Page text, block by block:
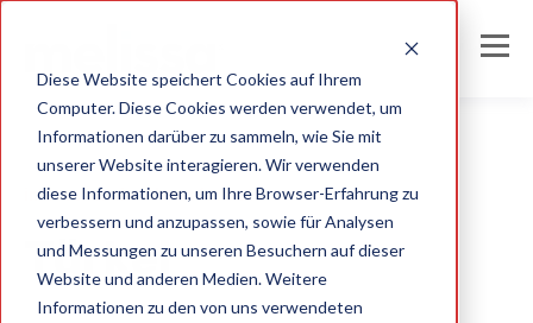
Diese Website speichert Cookies auf Ihrem
Computer. Diese Cookies werden verwendet, um
Informationen darüber zu sammeln, wie Sie mit
unserer Website interagieren. Wir verwenden
diese Informationen, um Ihre Browser-Erfahrung zu
verbessern und anzupassen, sowie für Analysen
und Messungen zu unseren Besuchern auf dieser
Website und anderen Medien. Weitere
Informationen zu den von uns verwendeten
international address formats
Türkei